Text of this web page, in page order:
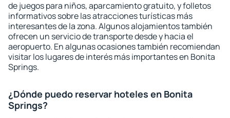
de juegos para niños, aparcamiento gratuito, y folletos
informativos sobre las atracciones turísticas más
interesantes de la zona. Algunos alojamientos también
ofrecen un servicio de transporte desde y hacia el
aeropuerto. En algunas ocasiones también recomiendan
visitar los lugares de interés más importantes en Bonita
Springs.
¿Dónde puedo reservar hoteles en Bonita
Springs?